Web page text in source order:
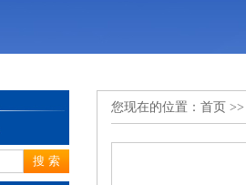
您现在的位置： 首页 >>